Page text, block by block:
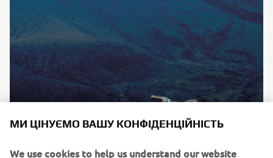
МИ ЦІНУЄМО ВАШУ КОНФІДЕНЦІЙНІСТЬ
We use cookies to help us understand our website